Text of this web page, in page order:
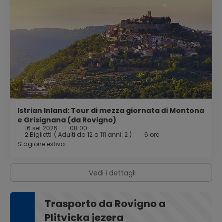
Rovigno è probabilmente uno dei posti più belli d'Europa.
Istrian Inland: Tour di mezza giornata di Montona
e Grisignana (da Rovigno)
16 set 2026 08:00
2 Biglietti ( Adulti da 12 a 111 anni: 2 )
6 ore
Stagione estiva
Vedi i dettagli
Trasporto da Rovigno a
Plitvicka jezera